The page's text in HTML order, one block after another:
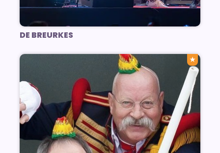
DE BREURKES
★